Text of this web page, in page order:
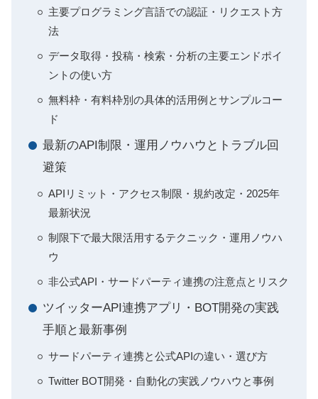
主要プログラミング言語での認証・リクエスト方
法
データ取得・投稿・検索・分析の主要エンドポイ
ントの使い方
無料枠・有料枠別の具体的活用例とサンプルコー
ド
最新のAPI制限・運用ノウハウとトラブル回
避策
APIリミット・アクセス制限・規約改定・2025年
最新状況
制限下で最大限活用するテクニック・運用ノウハ
ウ
非公式API・サードパーティ連携の注意点とリスク
ツイッターAPI連携アプリ・BOT開発の実践
手順と最新事例
サードパーティ連携と公式APIの違い・選び方
Twitter BOT開発・自動化の実践ノウハウと事例